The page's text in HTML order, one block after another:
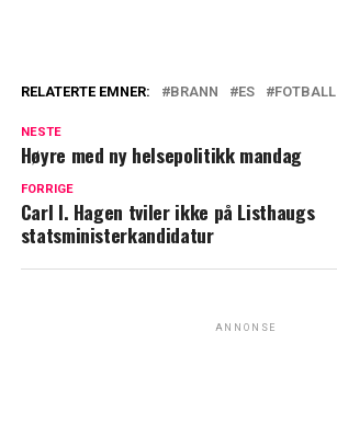
RELATERTE EMNER: BRANN ES FOTBALL
NESTE
Høyre med ny helsepolitikk mandag
FORRIGE
Carl I. Hagen tviler ikke på Listhaugs
statsministerkandidatur
ANNONSE